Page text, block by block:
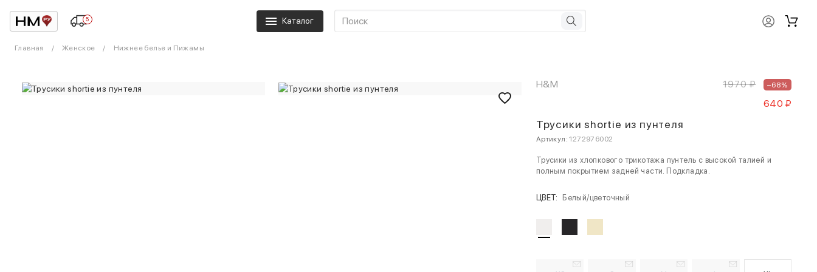
5 Каталог
Главная Женское Нижнее белье и Пижамы
H&M 1970 ₽ –68%
640 ₽
Трусики shortie из пунтеля
Артикул: 1272976002
Трусики из хлопкового трикотажа пунтель с высокой талией и
полным покрытием задней части. Подкладка.
ЦВЕТ: Белый/цветочный